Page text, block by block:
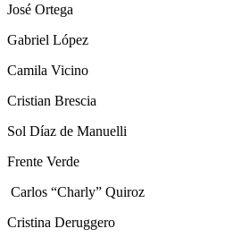
José Ortega
Gabriel López
Camila Vicino
Cristian Brescia
Sol Díaz de Manuelli
Frente Verde
Carlos “Charly” Quiroz
Cristina Deruggero